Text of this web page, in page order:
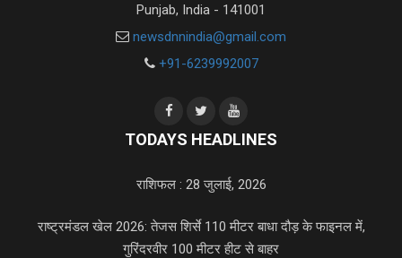
Punjab, India - 141001
newsdnnindia@gmail.com
+91-6239992007
TODAYS HEADLINES
राशिफल : 28 जुलाई, 2026
राष्ट्रमंडल खेल 2026: तेजस शिर्से 110 मीटर बाधा दौड़ के फाइनल में,
गुरिंदरवीर 100 मीटर हीट से बाहर